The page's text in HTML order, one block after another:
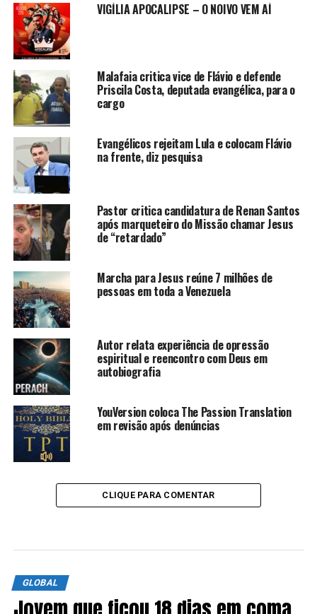
VIGÍLIA APOCALIPSE – O NOIVO VEM AÍ
Malafaia critica vice de Flávio e defende
Priscila Costa, deputada evangélica, para o
cargo
Evangélicos rejeitam Lula e colocam Flávio
na frente, diz pesquisa
Pastor critica candidatura de Renan Santos
após marqueteiro do Missão chamar Jesus
de “retardado”
Marcha para Jesus reúne 7 milhões de
pessoas em toda a Venezuela
Autor relata experiência de opressão
espiritual e reencontro com Deus em
autobiografia
YouVersion coloca The Passion Translation
em revisão após denúncias
CLIQUE PARA COMENTAR
GLOBAL